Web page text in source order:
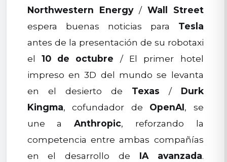
Northwestern Energy/ Wall Street
espera buenas noticias para Tesla
antes de la presentación de su robotaxi
el 10 de octubre / El primer hotel
impreso en 3D del mundo se levanta
en el desierto de Texas / Durk
Kingma, cofundador de OpenAI, se
une aAnthropic, reforzando la
competencia entre ambas compañías
en el desarrollo de IA avanzada.